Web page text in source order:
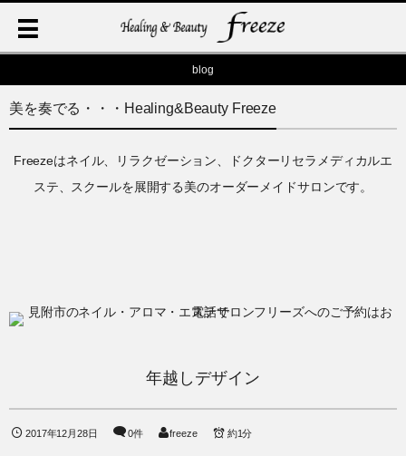
blog
美を奏でる・・・Healing&Beauty Freeze
Freezeはネイル、リラクゼーション、ドクターリセラメディカルエ
ステ、スクールを展開する美のオーダーメイドサロンです。
年越しデザイン
2017年12月28日 0件 freeze 約1分